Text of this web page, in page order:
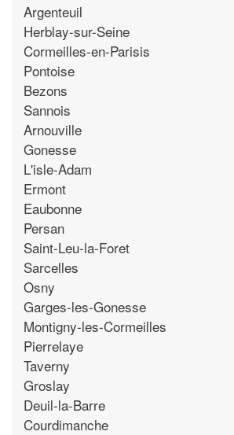
Argenteuil
Herblay-sur-Seine
Cormeilles-en-Parisis
Pontoise
Bezons
Sannois
Arnouville
Gonesse
L'isle-Adam
Ermont
Eaubonne
Persan
Saint-Leu-la-Foret
Sarcelles
Osny
Garges-les-Gonesse
Montigny-les-Cormeilles
Pierrelaye
Taverny
Groslay
Deuil-la-Barre
Courdimanche